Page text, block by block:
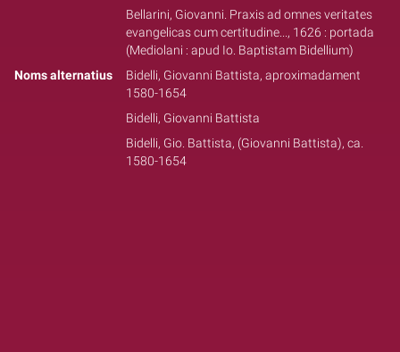
Bellarini, Giovanni. Praxis ad omnes veritates
evangelicas cum certitudine..., 1626 : portada
(Mediolani : apud Io. Baptistam Bidellium)
Noms alternatius
Bidelli, Giovanni Battista, aproximadament
1580-1654
Bidelli, Giovanni Battista
Bidelli, Gio. Battista, (Giovanni Battista), ca.
1580-1654